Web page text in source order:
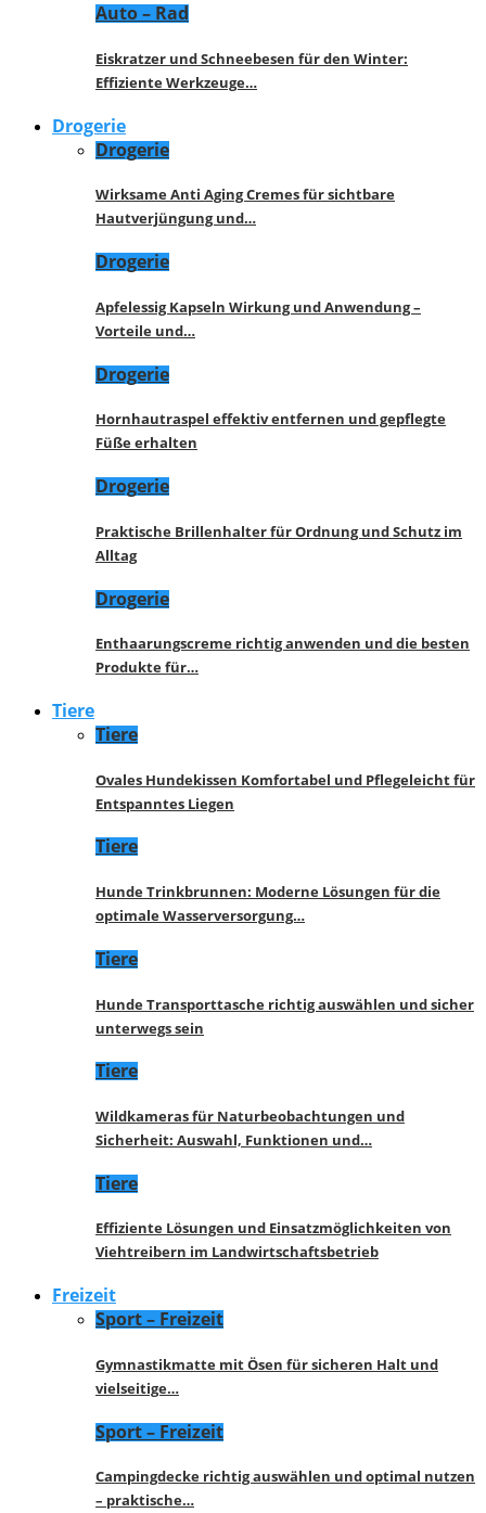
Auto – Rad
Eiskratzer und Schneebesen für den Winter:
Effiziente Werkzeuge…
Drogerie
Drogerie
Wirksame Anti Aging Cremes für sichtbare
Hautverjüngung und…
Drogerie
Apfelessig Kapseln Wirkung und Anwendung –
Vorteile und…
Drogerie
Hornhautraspel effektiv entfernen und gepflegte
Füße erhalten
Drogerie
Praktische Brillenhalter für Ordnung und Schutz im
Alltag
Drogerie
Enthaarungscreme richtig anwenden und die besten
Produkte für…
Tiere
Tiere
Ovales Hundekissen Komfortabel und Pflegeleicht für
Entspanntes Liegen
Tiere
Hunde Trinkbrunnen: Moderne Lösungen für die
optimale Wasserversorgung…
Tiere
Hunde Transporttasche richtig auswählen und sicher
unterwegs sein
Tiere
Wildkameras für Naturbeobachtungen und
Sicherheit: Auswahl, Funktionen und…
Tiere
Effiziente Lösungen und Einsatzmöglichkeiten von
Viehtreibern im Landwirtschaftsbetrieb
Freizeit
Sport – Freizeit
Gymnastikmatte mit Ösen für sicheren Halt und
vielseitige…
Sport – Freizeit
Campingdecke richtig auswählen und optimal nutzen
– praktische…